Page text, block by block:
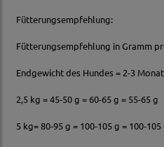
Fütterungsempfehlung:
Fütterungsempfehlung in Gramm
Endgewicht des Hundes = 2-3
2,5 kg = 45-50 g = 60-65 g = 55-65 g
5 kg= 80-95 g = 100-105 g = 100-105